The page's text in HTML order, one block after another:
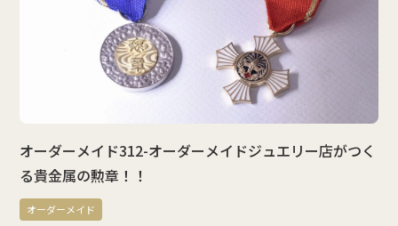
オーダーメイド312-オーダーメイドジュエリー店がつく
る貴金属の勲章！！
オーダーメイド